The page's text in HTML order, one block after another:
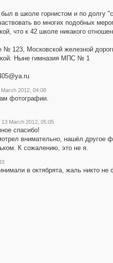
в школе горнистом и по долгу
во многих подобных
что к 42 школе никакого
№ 123, Московской железной
Ныне гимназия МПС № 1
March 2012, 04:08
фотографии.
13 March 2012, 05:05
спасибо!
внимательно, нашёл другое
К сожалению, это не я.
в октябрята, жаль никто